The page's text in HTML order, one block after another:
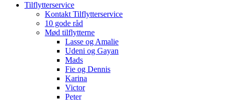
Tilflytterservice
Kontakt Tilflytterservice
10 gode råd
Mød tilflytterne
Lasse og Amalie
Udeni og Gayan
Mads
Fie og Dennis
Karina
Victor
Peter